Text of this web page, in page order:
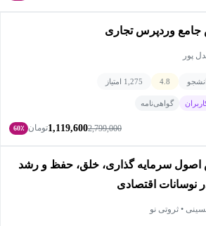
جامع وردپرس تجاری
پور
4.8 1,275 امتیاز
گواهی‌نامه
2,799,000
1,119,600تومان 60٪
اصول سرمايه گذاری، خلق، حفظ و رشد
نوسانات اقتصادی
• ثروتی نو